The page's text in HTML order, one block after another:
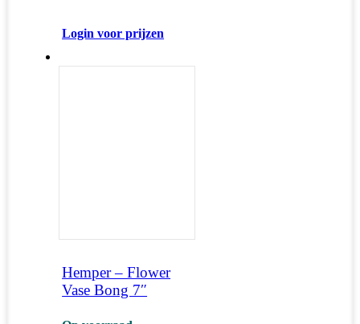
Login voor prijzen
Hemper – Flower
Vase Bong 7″